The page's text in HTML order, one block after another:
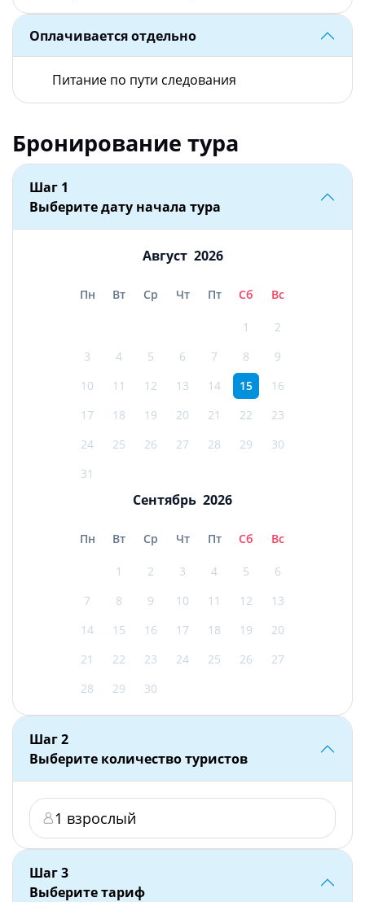
Оплачивается отдельно
Питание по пути следования
Бронирование тура
Шаг 1
Выберите дату начала тура
Август 2026
Пн Вт Ср Чт Пт Сб Вс
1
2
3
4 5 6 7 8
9
10
11 12 13 14 15
16
17
18 19 20 21 22
23
24
25 26 27 28 29
30
31
Сентябрь 2026
Пн Вт Ср Чт Пт Сб Вс
1 2 3 4 5
6
7
8 9 10 11 12
13
14
15 16 17 18 19
20
21
22 23 24 25 26
27
28
29 30
Шаг2
Выберите количество туристов
1 взрослый
Шаг3
Выберите тариф